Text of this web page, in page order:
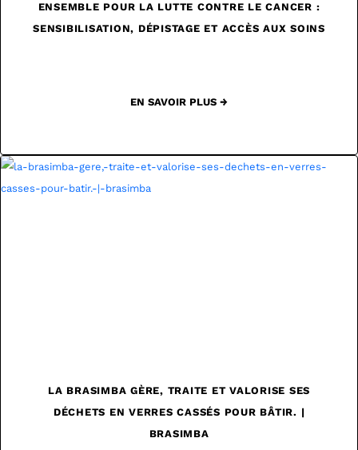
ENSEMBLE POUR LA LUTTE CONTRE LE CANCER :
SENSIBILISATION, DÉPISTAGE ET ACCÈS AUX SOINS
EN SAVOIR PLUS →
LA BRASIMBA GÈRE, TRAITE ET VALORISE SES
DÉCHETS EN VERRES CASSÉS POUR BÂTIR. |
BRASIMBA